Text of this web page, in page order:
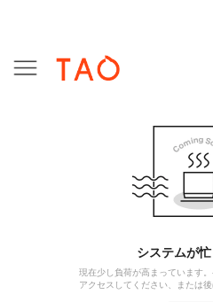
システムが
現在少し負荷が高まっています
アクセスしてください、または